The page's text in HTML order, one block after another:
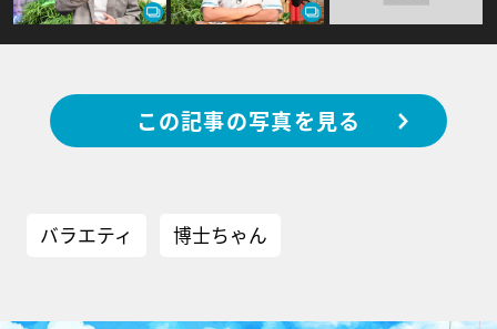
この記事の写真を見る
バラエティ 博士ちゃん